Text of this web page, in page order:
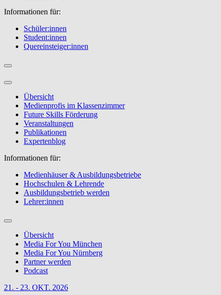
Informationen für:
Schüler:innen
Student:innen
Quereinsteiger:innen
Übersicht
Medienprofis im Klassenzimmer
Future Skills Förderung
Veranstaltungen
Publikationen
Expertenblog
Informationen für:
Medienhäuser & Ausbildungsbetriebe
Hochschulen & Lehrende
Ausbildungsbetrieb werden
Lehrer:innen
Übersicht
Media For You München
Media For You Nürnberg
Partner werden
Podcast
21. - 23. OKT. 2026